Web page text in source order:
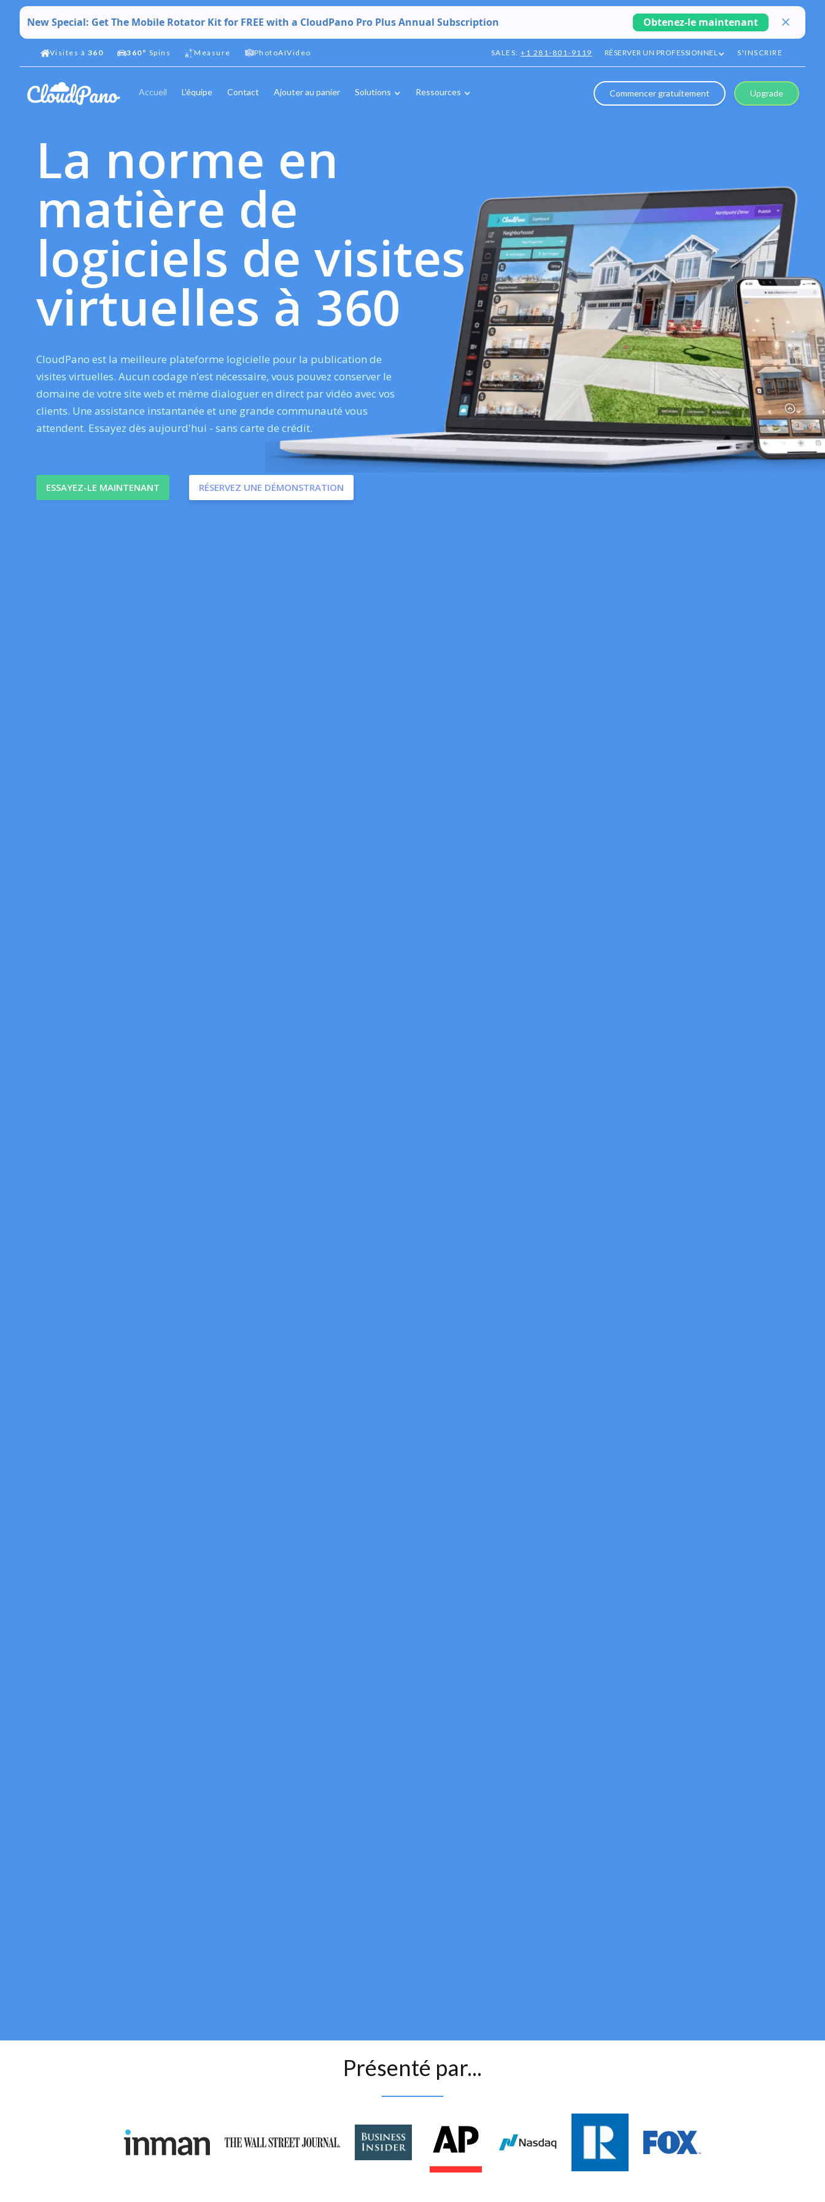
New Special: Get The Mobile Rotator Kit for FREE with a CloudPano Pro Plus Annual Subscription Obtenez-le maintenant
Visites à 360 360° Spins Measure PhotoAIVideo SALES:+1 281-801-9119 RÉSERVER UN PROFESSIONNEL S'INSCRIRE
Accueil L'équipe Contact Ajouter au panier Solutions Ressources Commencer gratuitement Upgrade
La norme en
matière de
logiciels de visites
virtuelles à 360
CloudPano est la meilleure plateforme logicielle pour la publication de
visites virtuelles. Aucun codage n'est nécessaire, vous pouvez conserver le
domaine de votre site web et même dialoguer en direct par vidéo avec vos
clients. Une assistance instantanée et une grande communauté vous
attendent. Essayez dès aujourd'hui - sans carte de crédit.
ESSAYEZ-LE MAINTENANT RÉSERVEZ UNE DÉMONSTRATION
Présenté par...